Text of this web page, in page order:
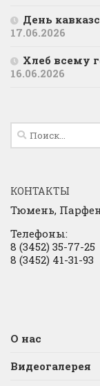
День
17.06.2026
Хлеб всему
16.06.2026
Найти:
КОНТАКТЫ
Тюмень,
Телефоны:
8 (3452) 35-77-25
8 (3452) 41-31-93
О нас
Видеогалерея